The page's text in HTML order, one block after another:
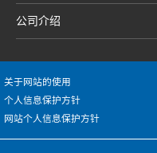
公司介绍
关于网站的使用
个人信息保护方针
网站个人信息保护方针